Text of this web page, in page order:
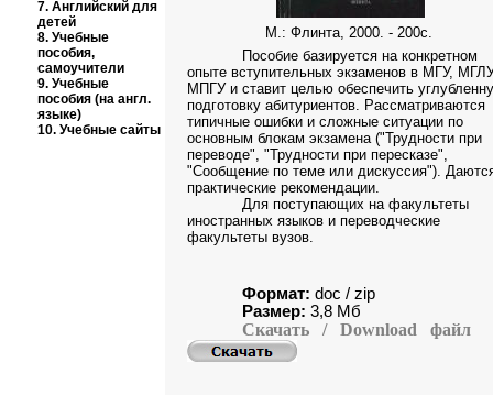
7. Английский для
детей
8. Учебные
пособия,
самоучители
9. Учебные
пособия (на англ.
языке)
10. Учебные сайты
М.: Флинта, 2000. - 200с.
Пособие базируется на конкретном
опыте вступительных экзаменов в МГУ,
МПГУ и ставит целью обеспечить
подготовку абитуриентов. Рассматриваются
типичные ошибки и сложные ситуации по
основным блокам экзамена ("Трудности при
переводе", "Трудности при пересказе",
"Сообщение по теме или дискуссия").
практические рекомендации.
Для поступающих на факультеты
иностранных языков и переводческие
факультеты вузов.
Формат: doc / zip
Размер: 3,8 Мб
Скачать / Download